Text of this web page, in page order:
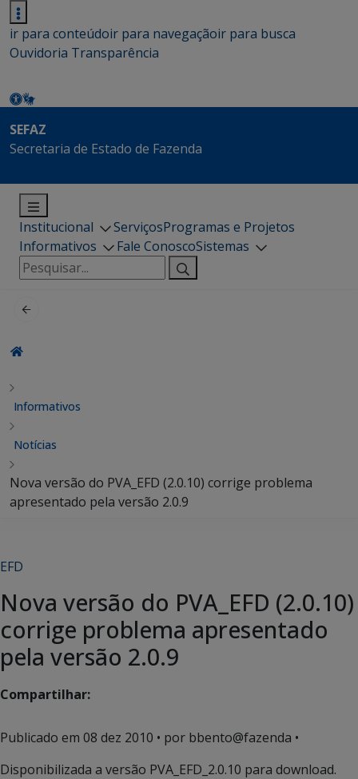
ir para conteúdoir para navegaçãoir para busca
Ouvidoria Transparência
SEFAZ
Secretaria de Estado de Fazenda
Institucional ServiçosProgramas e Projetos
Informativos
Fale ConoscoSistemas
Pesquisar
por:
Informativos
Notícias
Nova versão do PVA_EFD (2.0.10) corrige problema
apresentado pela versão 2.0.9
EFD
Nova versão do PVA_EFD (2.0.10)
corrige problema apresentado
pela versão 2.0.9
Compartilhar:
Publicado em 08 dez 2010 • por bbento@fazenda •
Disponibilizada a versão PVA_EFD_2.0.10 para download.